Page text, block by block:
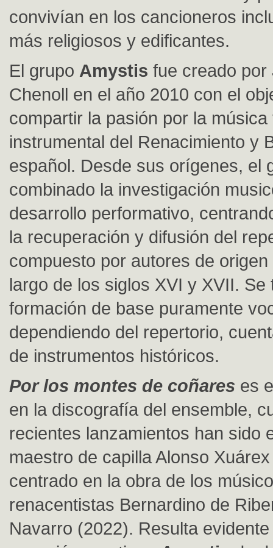
convivían en los cancioneros
más religiosos y edificantes.
El grupo Amystis fue creado por
Chenoll en el año 2010 con el
compartir la pasión por la música
instrumental del Renacimiento y
español. Desde sus orígenes, el
combinado la investigación
desarrollo performativo,
la recuperación y difusión del
compuesto por autores de
largo de los siglos XVI y XVII. Se
formación de base puramente
dependiendo del repertorio,
de instrumentos históricos.
Por los montes de coñares es
en la discografía del ensemble,
recientes lanzamientos han sido
maestro de capilla Alonso
centrado en la obra de los
renacentistas Bernardino de
Navarro (2022). Resulta